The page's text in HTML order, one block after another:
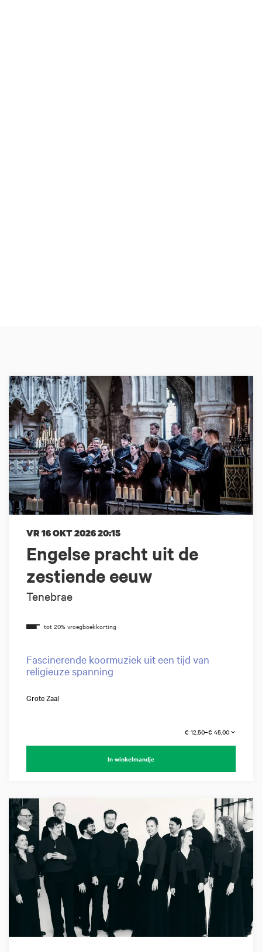
Engelse pracht uit de
zestiende eeuw
Tenebrae
VR 16 OKT 202620:15
Fascinerende koormuziek uit een tijd van
religieuze spanning
Grote Zaal
€ 12,50–€ 45,00
In winkelmandje